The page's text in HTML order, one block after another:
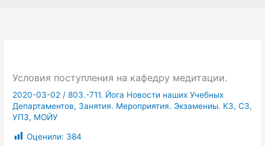
Условия поступления на кафедру медитации.
2020-03-02 /803.-711. Йога Новости наших Учебных
Департаментов, Занятия. Мероприятия. Экзамениы. КЗ, СЗ,
УПЗ, МОЙУ
Оценили: 384